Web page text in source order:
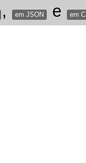
, em JSON e em